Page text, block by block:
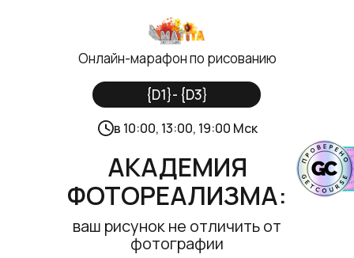
Онлайн-марафон по рисованию
АКАДЕМИЯ
ФОТОРЕАЛИЗМА:
ваш рисунок не отличить от
фотографии
в 10:00, 13:00, 19:00 Мск
{D1}- {D3}